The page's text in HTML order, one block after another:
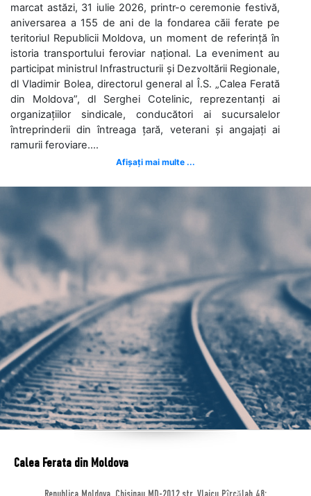
marcat astăzi, 31 iulie 2026, printr-o ceremonie festivă,
aniversarea a 155 de ani de la fondarea căii ferate pe
teritoriul Republicii Moldova, un moment de referință în
istoria transportului feroviar național. La eveniment au
participat ministrul Infrastructurii și Dezvoltării Regionale,
dl Vladimir Bolea, directorul general al Î.S. „Calea Ferată
din Moldova”, dl Serghei Cotelinic, reprezentanți ai
organizațiilor sindicale, conducători ai sucursalelor
întreprinderii din întreaga țară, veterani și angajați ai
ramurii feroviare....
Afișați mai multe ...
Calea Ferata din Moldova